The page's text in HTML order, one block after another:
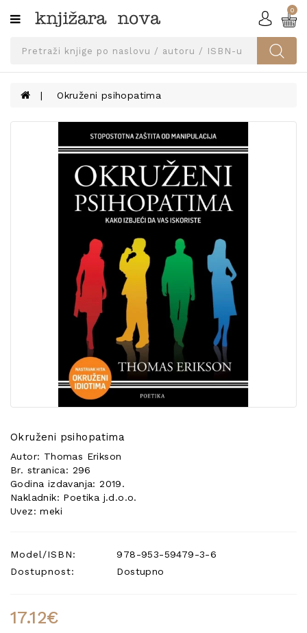
Kategorije
SVEUČILIŠNA
UDŽBENICI
KNJIGE
PRIBOR
0
Okruženi psihopatima
Okruženi psihopatima
Autor: Thomas Erikson
Br. stranica: 296
Godina izdavanja: 2019.
Nakladnik: Poetika j.d.o.o.
Uvez: meki
Model/ISBN:
978-953-59479-3-6
Dostupnost:
Dostupno
17.12€